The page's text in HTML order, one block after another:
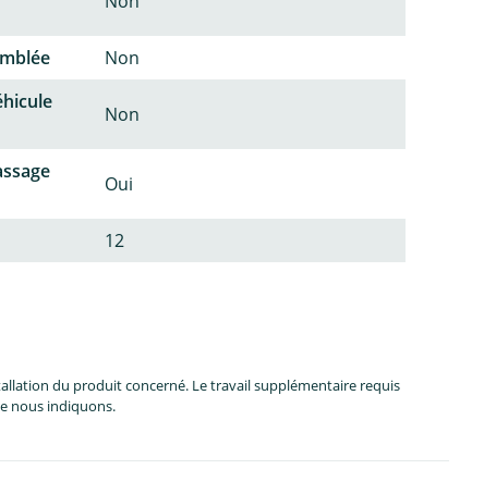
Non
Non
Oui
12
du produit concerné. Le travail supplémentaire requis
nous indiquons.